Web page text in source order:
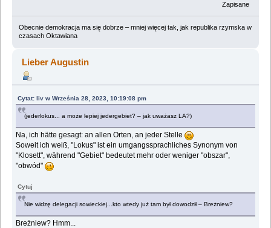
Zapisane
Obecnie demokracja ma się dobrze – mniej więcej tak, jak republika rzymska w
czasach Oktawiana
Lieber Augustin
Cytat: liv w Września 28, 2023, 10:19:08 pm
(jederlokus... a może lepiej jedergebiet? – jak uważasz LA?)
Na, ich hätte gesagt: an allen Orten, an jeder Stelle
Soweit ich weiß, "Lokus" ist ein umgangssprachliches Synonym von
"Klosett", während "Gebiet" bedeutet mehr oder weniger "obszar",
"obwód"
Cytuj
Nie widzę delegacji sowieckiej...kto wtedy już tam był dowodził – Breżniew?
Breżniew? Hmm...